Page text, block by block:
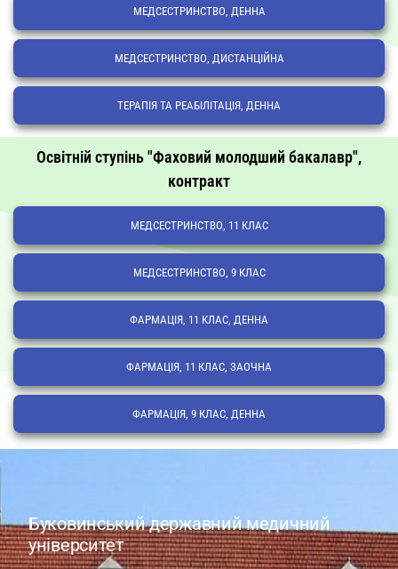
МЕДСЕСТРИНСТВО, ДЕННА
МЕДСЕСТРИНСТВО, ДИСТАНЦІЙНА
ТЕРАПІЯ ТА РЕАБІЛІТАЦІЯ, ДЕННА
Освітній ступінь "Фаховий молодший бакалавр",
контракт
МЕДСЕСТРИНСТВО, 11 КЛАС
МЕДСЕСТРИНСТВО, 9 КЛАС
ФАРМАЦІЯ, 11 КЛАС, ДЕННА
ФАРМАЦІЯ, 11 КЛАС, ЗАОЧНА
ФАРМАЦІЯ, 9 КЛАС, ДЕННА
Буковинський державний медичний
університет